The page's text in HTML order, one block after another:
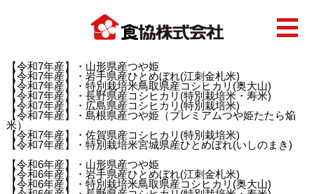
【令和7年産】・山形県産つや姫
【令和7年産】・岩手県産ひとめぼれ(江刺金札米)
【令和7年産】・特別栽培米鳥取県産コシヒカリ(奥大山)
【令和7年産】・長野県産コシヒカリ(特別栽培米・寿米)
【令和7年産】・広島県産コシヒカリ(特別栽培米)
【令和7年産】・島根県産つや姫（プレミアムつや姫たたら焔
米）
【令和7年産】・佐賀県産コシヒカリ(特別栽培米)
【令和7年産】・特別栽培米宮城県産ひとめぼれ(いしのまき)
【令和6年産】・山形県産つや姫
【令和6年産】・岩手県産ひとめぼれ(江刺金札米)
【令和6年産】・特別栽培米鳥取県産コシヒカリ(奥大山)